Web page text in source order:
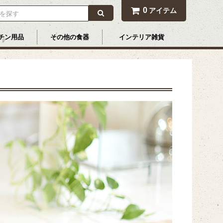
0 アイテム
ン用品 その他の食器 インテリア雑貨